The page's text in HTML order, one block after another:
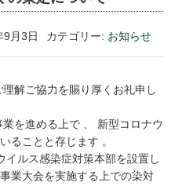
9月3日 カテゴリー: お知らせ
解ご協力を賜り厚くお礼申し
を進める上で 、 新型コロナウ
ることと存じます 。
イルス感染症対策本部を設置し
業大会を実施する上での染対